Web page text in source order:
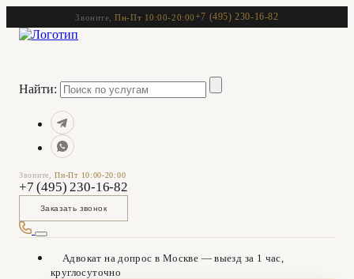
Звоните,Пн-Пт 10:00-20:00+7 (495) 230-16-82
Найти:
Звоните,Пн-Пт 10:00-20:00
+7 (495) 230-16-82
Заказать звонок
Адвокат на допрос в Москве — выезд за 1 час,
круглосуточно